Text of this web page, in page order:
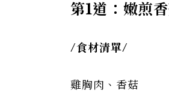
第1道：嫩煎
/食材清單/
雞胸肉、香菇